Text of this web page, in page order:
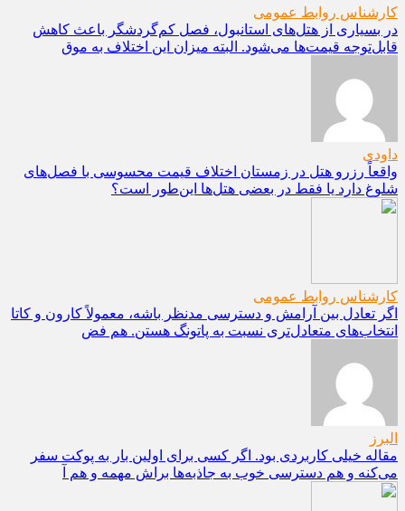
کارشناس روابط عمومی
در بسیاری از هتل‌های استانبول، فصل کم‌گردشگر باعث کاهش
قابل‌توجه قیمت‌ها می‌شود. البته میزان این اختلاف به موق
داودی
واقعاً رزرو هتل در زمستان اختلاف قیمت محسوسی با فصل‌های
شلوغ دارد یا فقط در بعضی هتل‌ها این‌طور است؟
کارشناس روابط عمومی
اگر تعادل بین آرامش و دسترسی مدنظر باشه، معمولاً کارون و کاتا
انتخاب‌های متعادل‌تری نسبت به پاتونگ هستن. هم فض
البرز
مقاله خیلی کاربردی بود. اگر کسی برای اولین بار به پوکت سفر
می‌کنه و هم دسترسی خوب به جاذبه‌ها براش مهمه و هم آ